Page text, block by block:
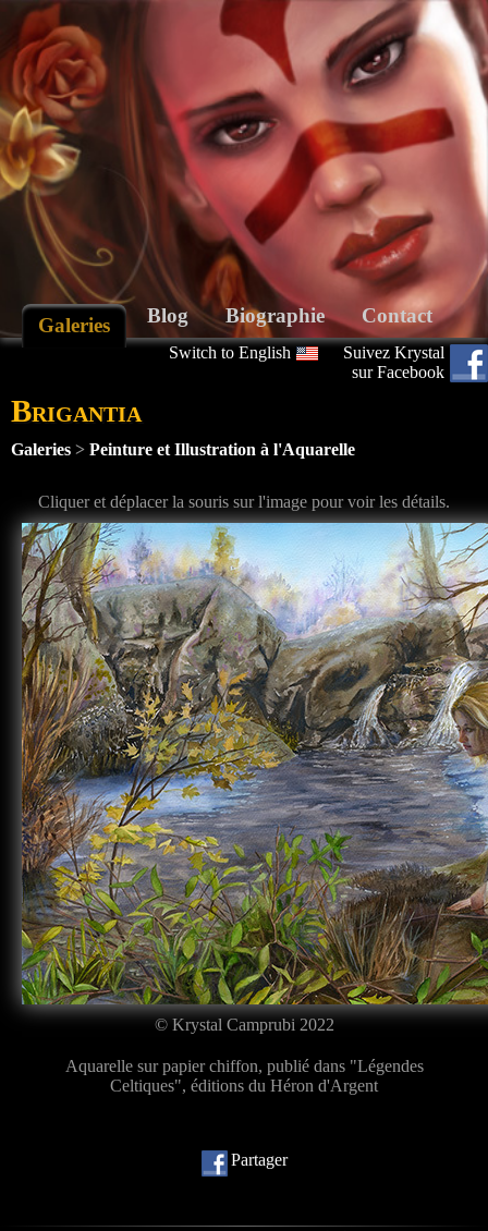
Galeries Blog Biographie Contact
Switch to English
Suivez Krystal
sur Facebook
Brigantia
Galeries > Peinture et Illustration à l'Aquarelle
Cliquer et déplacer la souris sur l'image pour voir les détails.
< >
© Krystal Camprubi 2022
Aquarelle sur papier chiffon, publié dans "Légendes
Celtiques", éditions du Héron d'Argent
Partager